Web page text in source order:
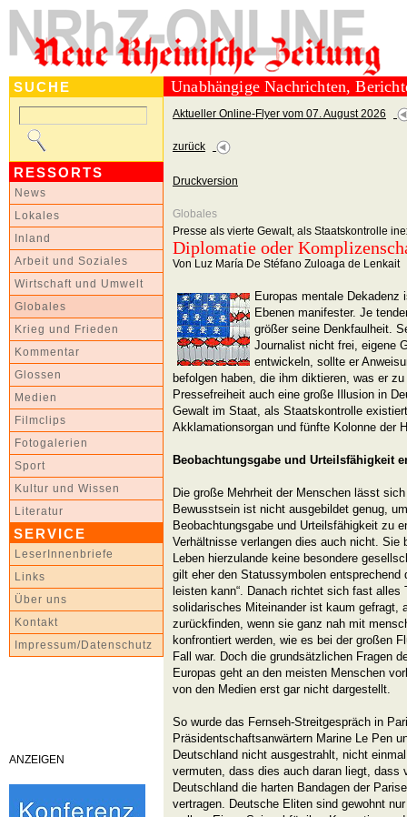
SUCHE
RESSORTS
News
Lokales
Inland
Arbeit und Soziales
Wirtschaft und Umwelt
Globales
Krieg und Frieden
Kommentar
Glossen
Medien
Filmclips
Fotogalerien
Sport
Kultur und Wissen
Literatur
SERVICE
LeserInnenbriefe
Links
Über uns
Kontakt
Impressum/Datenschutz
ANZEIGEN
Unabhängige Nachrichten,
Aktueller Online-Flyer vom 07. August 2026
zurück
Druckversion
Globales
Presse als vierte Gewalt, als Staatskontrolle
Diplomatie oder
Von Luz María De Stéfano Zuloaga de Lenkait
Europas mentale Dekadenz
Ebenen manifester. Je
größer seine Denkfaulheit.
Journalist nicht frei, eigene
entwickeln, sollte er
befolgen haben, die ihm diktieren, was er
Pressefreiheit auch eine große Illusion in
Gewalt im Staat, als Staatskontrolle
Akklamationsorgan und fünfte Kolonne der
Beobachtungsgabe und Urteilsfähigkeit
Die große Mehrheit der Menschen lässt
Bewusstsein ist nicht ausgebildet genug,
Beobachtungsgabe und Urteilsfähigkeit zu
Verhältnisse verlangen dies auch nicht. Sie
Leben hierzulande keine besondere
gilt eher den Statussymbolen entsprechend
leisten kann“. Danach richtet sich fast alles
solidarisches Miteinander ist kaum gefragt,
zurückfinden, wenn sie ganz nah mit
konfrontiert werden, wie es bei der großen
Fall war. Doch die grundsätzlichen Fragen
Europas geht an den meisten Menschen
von den Medien erst gar nicht dargestellt.
So wurde das Fernseh-Streitgespräch in
Präsidentschaftsanwärtern Marine Le Pen
Deutschland nicht ausgestrahlt, nicht
vermuten, dass dies auch daran liegt, dass
Deutschland die harten Bandagen der
vertragen. Deutsche Eliten sind gewohnt